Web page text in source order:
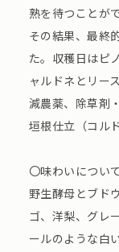
熟を待つことが
その結果、最終
た。収穫日はピ
ャルドネとリー
減農薬、除草剤
垣根仕立（コルド
〇味わいについて
野生酵母とブド
ゴ、洋梨、グレ
ールのような白